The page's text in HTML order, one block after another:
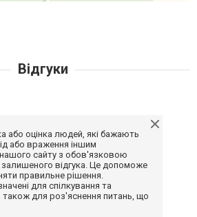
Відгуки
або оцінка людей, які бажають
або враження іншим
сайту з обов'язковою
залишеного відгука. Це допоможе
правильне рішення.
для спілкування та
також для роз'яснення питань, що